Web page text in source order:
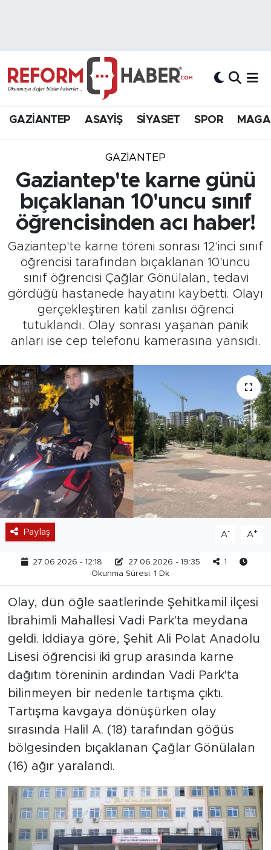
GAZİANTEP ASAYİŞ SİYASET SPOR
GAZIANTEP
Gaziantep'te karne günü
bıçaklanan 10'uncu sınıf
öğrencisinden acı haber!
Gaziantep'te karne töreni sonrası 12'inci sınıf
öğrencisi tarafından bıçaklanan 10'uncu
sınıf öğrencisi Çağlar Gönülalan, tedavi
gördüğü hastanede hayatını kaybetti. Olayı
gerçekleştiren katil zanlısı öğrenci
tutuklandı. Olay sonrası yaşanan panik
anları ise cep telefonu kamerasına yansıdı.
Paylaş A- A+
27.06.2026 - 12:18 27.06.2026 - 19:35
1
Okunma Süresi: 1 Dk
Olay, dün öğle saatlerinde Şehitkamil ilçesi
İbrahimli Mahallesi Vadi Park'ta meydana
geldi. İddiaya göre, Şehit Ali Polat Anadolu
Lisesi öğrencisi iki grup arasında karne
dağıtım töreninin ardından Vadi Park'ta
bilinmeyen bir nedenle tartışma çıktı.
Tartışma kavgaya dönüşürken olay
sırasında Halil A. (18) tarafından göğüs
bölgesinden bıçaklanan Çağlar Gönülalan
(16) ağır yaralandı.
Hava Durumu
Süper Lig Puan Durumu ve Fikstür
Tüm Manşetler
Son Dakika Haberleri
Haber Arşivi